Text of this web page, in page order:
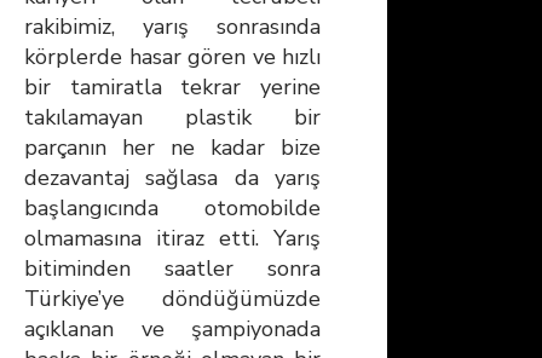
rakibimiz, yarış sonrasında
körplerde hasar gören ve hızlı
bir tamiratla tekrar yerine
takılamayan plastik bir
parçanın her ne kadar bize
dezavantaj sağlasa da yarış
başlangıcında otomobilde
olmamasına itiraz etti. Yarış
bitiminden saatler sonra
Türkiye’ye döndüğümüzde
açıklanan ve şampiyonada